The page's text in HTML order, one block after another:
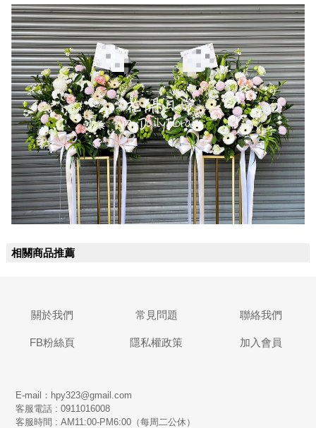
相關商品推薦
關於我們 常見問題 聯絡我們
FB粉絲頁 隱私權政策 加入會員
E-mail：hpy323@gmail.com
客服電話 : 0911016008
客服時間 : AM11:00-PM6:00（每周二公休）